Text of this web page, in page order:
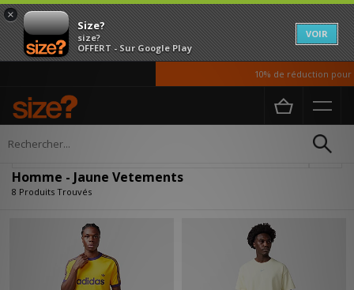
×
Size?
size?
OFFERT - Sur Google Play
VOIR
10% de réduction pour
Accueil Homme
Homme - Jaune Vetements
8 Produits Trouvés